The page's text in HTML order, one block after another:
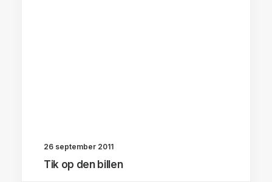
26 september 2011
Tik op den billen